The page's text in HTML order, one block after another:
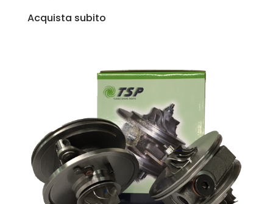
Acquista subito